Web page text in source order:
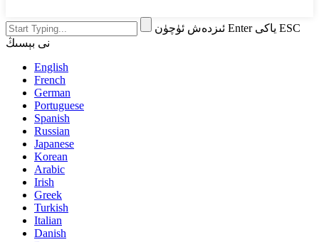
ئىزدەش ئۈچۈن Enter ياكى ESC
نى بېسىڭ
English
French
German
Portuguese
Spanish
Russian
Japanese
Korean
Arabic
Irish
Greek
Turkish
Italian
Danish